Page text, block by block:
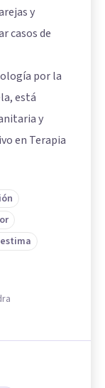
y
casos de
por la
está
y
en Terapia